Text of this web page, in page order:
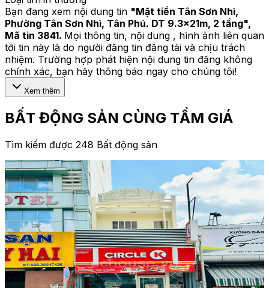
Bạn đang xem nội dung tin "Mặt tiền Tân Sơn Nhì,
Phường Tân Sơn Nhì, Tân Phú. DT 9.3x21m, 2 tầng",
Mã tin 3841. Mọi thông tin, nội dung , hình ảnh liên quan
tới tin này là do người đăng tin đăng tải và chịu trách
nhiệm. Trường hợp phát hiện nội dung tin đăng không
chính xác, bạn hãy thông báo ngay cho chúng tôi!
Xem thêm
BẤT ĐỘNG SẢN CÙNG TẦM GIÁ
Tìm kiếm được 248 Bất động sản